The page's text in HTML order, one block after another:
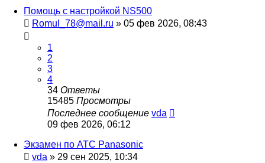
Помощь с настройкой NS500
Romul_78@mail.ru » 05 фев 2026, 08:43
1
2
3
4
34 Ответы
15485 Просмотры
Последнее сообщение vda
09 фев 2026, 06:12
Экзамен по АТС Panasonic
vda » 29 сен 2025, 10:34